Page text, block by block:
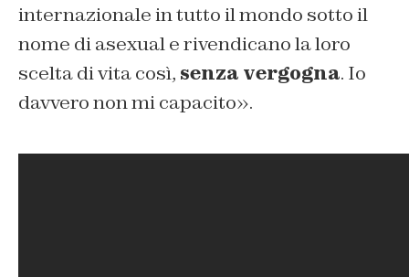
internazionale in tutto il mondo sotto il
nome di asexual e rivendicano la loro
scelta di vita così, senza vergogna. Io
davvero non mi capacito».